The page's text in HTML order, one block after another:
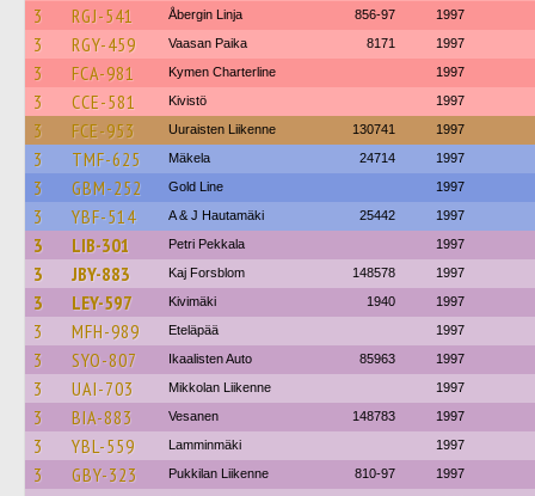
3 RGJ-541 Åbergin Linja 856-97 1997
3 RGY-459 Vaasan Paika 8171 1997
3 FCA-981 Kymen Charterline 1997
3 CCE-581 Kivistö 1997
3 FCE-953 Uuraisten Liikenne 130741 1997
3 TMF-625 Mäkela 24714 1997
3 GBM-252 Gold Line 1997
3 YBF-514 A & J Hautamäki 25442 1997
3 LIB-301 Petri Pekkala 1997
3 JBY-883 Kaj Forsblom 148578 1997
3 LEY-597 Kivimäki 1940 1997
3 MFH-989 Eteläpää 1997
3 SYO-807 Ikaalisten Auto 85963 1997
3 UAI-703 Mikkolan Liikenne 1997
3 BIA-883 Vesanen 148783 1997
3 YBL-559 Lamminmäki 1997
3 GBY-323 Pukkilan Liikenne 810-97 1997